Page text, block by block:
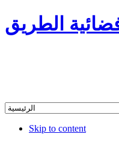
الطريق
Skip to content